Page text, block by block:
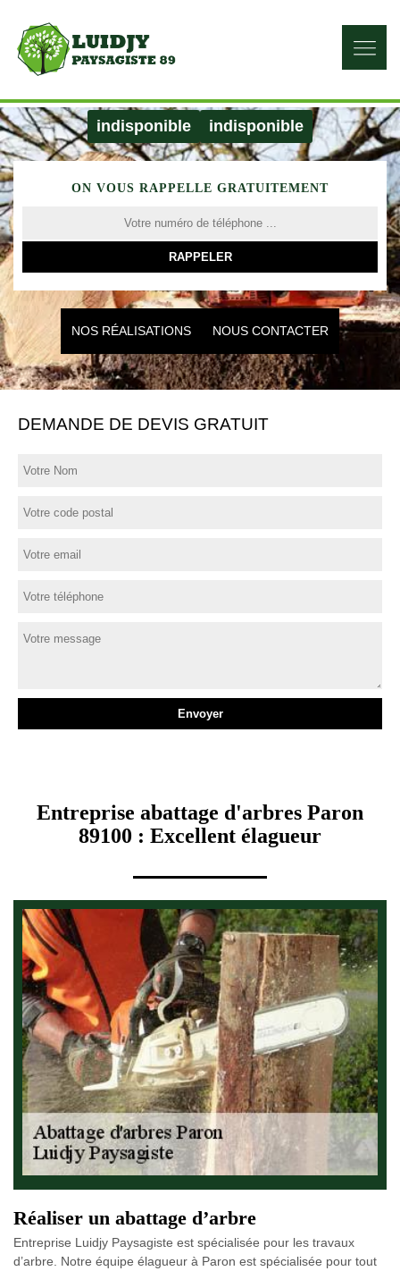
indisponible indisponible
ON VOUS RAPPELLE GRATUITEMENT
NOS RÉALISATIONS NOUS CONTACTER
DEMANDE DE DEVIS GRATUIT
Entreprise abattage d'arbres Paron
89100 : Excellent élagueur
Réaliser un abattage d’arbre
Entreprise Luidjy Paysagiste est spécialisée pour les travaux
d’arbre. Notre équipe élagueur à Paron est spécialisée pour tout